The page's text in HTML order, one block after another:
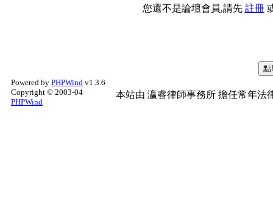
您還不是論壇會員,請先 註冊
Powered by PHPWind v1.3.6
Copyright © 2003-04
PHPWind
本站由 瀛睿律師事務所 擔任常年法